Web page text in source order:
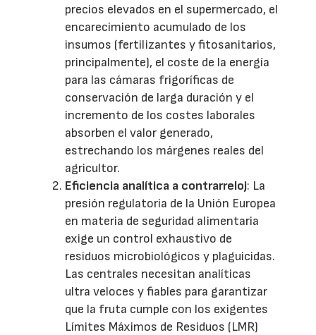
precios elevados en el supermercado, el
encarecimiento acumulado de los
insumos (fertilizantes y fitosanitarios,
principalmente), el coste de la energía
para las cámaras frigoríficas de
conservación de larga duración y el
incremento de los costes laborales
absorben el valor generado,
estrechando los márgenes reales del
agricultor.
Eficiencia analítica a contrarreloj: La
presión regulatoria de la Unión Europea
en materia de seguridad alimentaria
exige un control exhaustivo de
residuos microbiológicos y plaguicidas.
Las centrales necesitan analíticas
ultra veloces y fiables para garantizar
que la fruta cumple con los exigentes
Límites Máximos de Residuos (LMR)